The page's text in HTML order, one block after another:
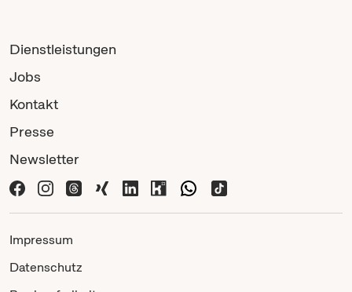
Dienstleistungen
Jobs
Kontakt
Presse
Newsletter
Impressum
Datenschutz